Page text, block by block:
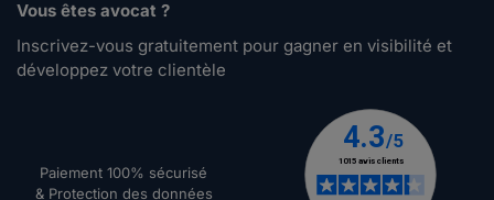
Vous êtes avocat ?
Inscrivez-vous gratuitement pour gagner en visibilité et
développez votre clientèle
Paiement 100% sécurisé
& Protection des données